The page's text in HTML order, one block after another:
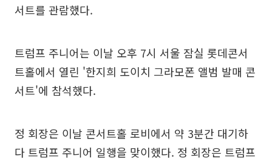
서트를 관람했다.
트럼프 주니어는 이날 오후 7시 서울 잠실 롯데콘서
트홀에서 열린 '한지희 도이치 그라모폰 앨범 발매 콘
서트'에 참석했다.
정 회장은 이날 콘서트홀 로비에서 약 3분간 대기하
다 트럼프 주니어 일행을 맞이했다. 정 회장은 트럼프